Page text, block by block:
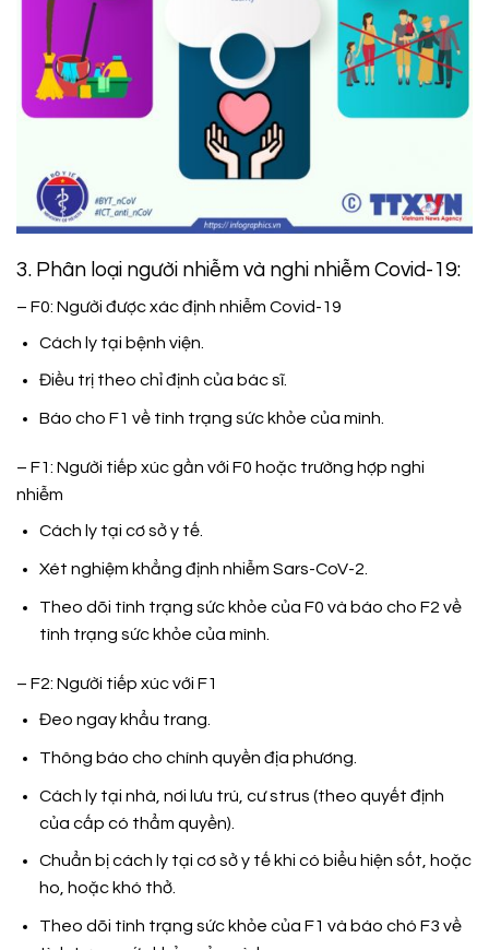
3. Phân loại người nhiễm và nghi nhiễm Covid-19:
– F0: Người được xác định nhiễm Covid-19
Cách ly tại bệnh viện.
Điều trị theo chỉ định của bác sĩ.
Báo cho F1 về tình trạng sức khỏe của mình.
– F1: Người tiếp xúc gần với F0 hoặc trường hợp nghi
nhiễm
Cách ly tại cơ sở y tế.
Xét nghiệm khẳng định nhiễm Sars-CoV-2.
Theo dõi tình trạng sức khỏe của F0 và báo cho F2 về
tình trạng sức khỏe của mình.
– F2: Người tiếp xúc với F1
Đeo ngay khẩu trang.
Thông báo cho chính quyền địa phương.
Cách ly tại nhà, nơi lưu trú, cư strus (theo quyết định
của cấp có thẩm quyền).
Chuẩn bị cách ly tại cơ sở y tế khi có biểu hiện sốt, hoặc
ho, hoặc khó thở.
Theo dõi tình trạng sức khỏe của F1 và báo chó F3 về